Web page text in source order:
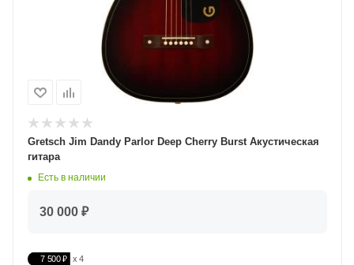
Gretsch Jim Dandy Parlor Deep Cherry Burst Акустическая
гитара
Есть в наличии
30 000 ₽
7 500 ₽